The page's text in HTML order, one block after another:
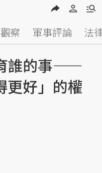
察 軍事評論 法
誰的事——
更好」的權